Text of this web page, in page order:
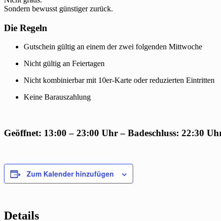
Sondern bewusst günstiger zurück.
Die Regeln
Gutschein gültig an einem der zwei folgenden Mittwoche
Nicht gültig an Feiertagen
Nicht kombinierbar mit 10er-Karte oder reduzierten Eintritten
Keine Barauszahlung
Geöffnet: 13:00 – 23:00 Uhr – Badeschluss: 22:30
Zum Kalender hinzufügen
Details